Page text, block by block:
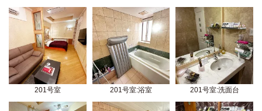
201号室 201号室:浴室 201号室:洗面台